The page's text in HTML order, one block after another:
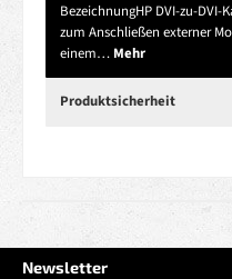
BezeichnungHP DVI-zu-DVI-
zum Anschließen externer
einem… Mehr
Produktsicherheit
Newsletter